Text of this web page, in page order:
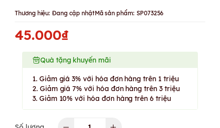
Thương hiệu: Đang cập nhậtMã sản phẩm: SP073256
45.000₫
Quà tặng khuyến mãi
1. Giảm giá 3% với hóa đơn hàng trên 1 triệu
2. Giảm giá 7% với hóa đơn hàng trên 3 triệu
3. Giảm 10% với hóa đơn hàng trên 6 triệu